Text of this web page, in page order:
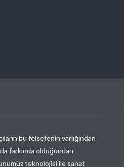
bu felsefenin varlığından
farkında olduğundan
teknolojisi ile sanat